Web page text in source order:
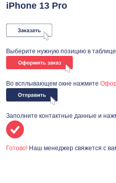
iPhone 13 Pro
Выберите нужную позицию в
Во всплывающем окне нажмите
Заполните контактные данные и
Готово! Наш менеджер свяжется с